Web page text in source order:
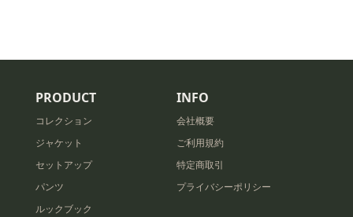
PRODUCT
コレクション
ジャケット
セットアップ
パンツ
ルックブック
INFO
会社概要
ご利用規約
特定商取引
プライバシーポリシー